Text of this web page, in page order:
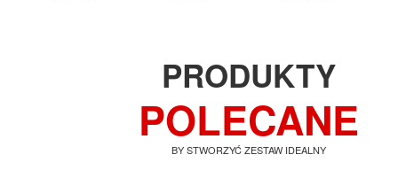
PRODUKTY
POLECANE
BY STWORZYĆ ZESTAW IDEALNY